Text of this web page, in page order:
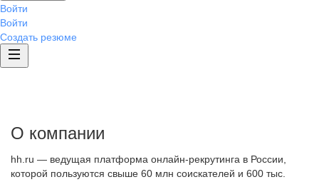
Войти
Войти
Создать резюме
О компании
hh.ru — ведущая платформа онлайн-рекрутинга в России,
которой пользуются свыше 60 млн соискателей и 600 тыс.